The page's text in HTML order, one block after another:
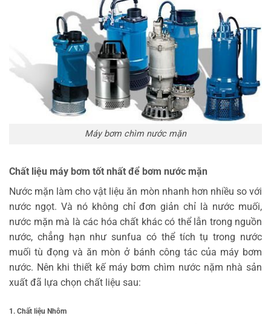
Máy bơm chìm nước mặn
Chất liệu máy bơm tốt nhất để bơm nước mặn
Nước mặn làm cho vật liệu ăn mòn nhanh hơn nhiều so với
nước ngọt. Và nó không chỉ đơn giản chỉ là nước muối,
nước mặn mà là các hóa chất khác có thể lẫn trong nguồn
nước, chẳng hạn như sunfua có thể tích tụ trong nước
muối tù đọng và ăn mòn ở bánh công tác của máy bơm
nước. Nên khi thiết kế máy bơm chìm nước nặm nhà sản
xuất đã lựa chọn chất liệu sau:
1. Chất liệu Nhôm